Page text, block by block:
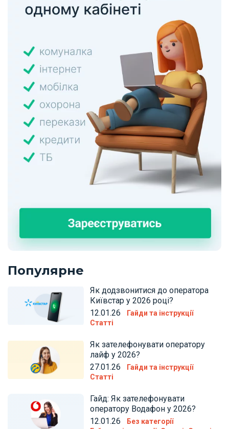
Популярне
Як додзвонитися до оператора
Київстар у 2026 році?
12.01.26
Гайди та інструкції
Статті
Як зателефонувати оператору
лайф у 2026?
27.01.26
Гайди та інструкції
Статті
Гайд: Як зателефонувати
оператору Водафон у 2026?
12.01.26
Без категорії